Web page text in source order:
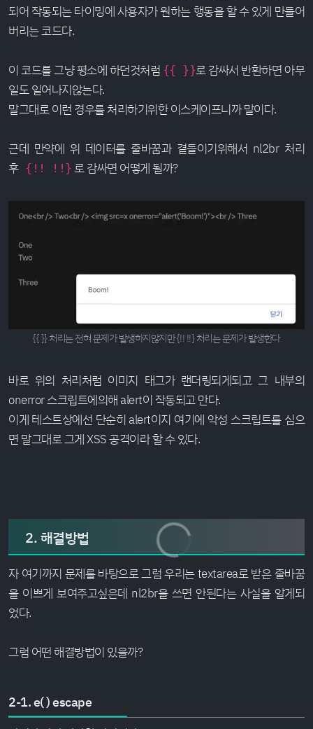
되어 작동되는 타이밍에 사용자가 원하는 행동을 할 수 있게 만들어
버리는 코드다.
이 코드를 그냥 평소에 하던것처럼 {{ }}로 감싸서 반환하면 아무
일도 일어나지않는다.
말그대로 이런 경우를 처리하기위한 이스케이프니까 말이다.
근데 만약에 위 데이터를 줄바꿈과 곁들이기위해서 nl2br 처리
후{!! !!} 로 감싸면 어떻게 될까?
{{ }} 처리는 전혀 문제가 발생하지않지만 {!! !!} 처리는 문제가 발생한다
바로 위의 처리처럼 이미지 태그가 랜더링되게되고 그 내부의
onerror 스크립트에의해 alert이 작동되고 만다.
이게 테스트상에선 단순히 alert이지 여기에 악성 스크립트를 심으
면 말그대로 그게 XSS 공격이라 할 수 있다.
2. 해결방법
자 여기까지 문제를 바탕으로 그럼 우리는 textarea로 받은 줄바꿈
을 이쁘게 보여주고싶은데 nl2br을 쓰면 안된다는 사실을 알게되
었다.
그럼 어떤 해결방법이 있을까?
2-1. e( ) escape